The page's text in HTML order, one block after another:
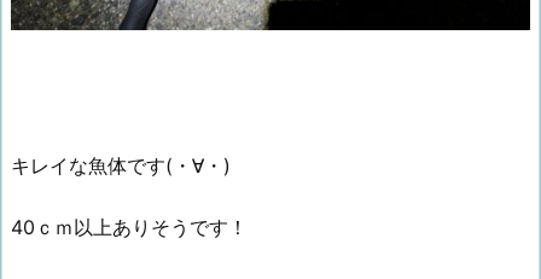
キレイな魚体です(・∀・)
40ｃｍ以上ありそうです！